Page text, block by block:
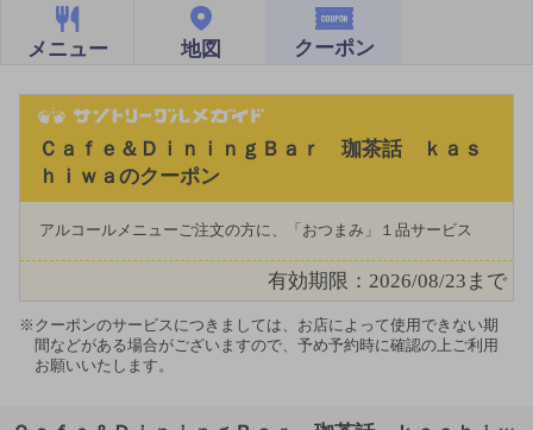
メニュー 地図 クーポン
Ｃａｆｅ＆ＤｉｎｉｎｇＢａｒ 珈茶話 ｋａｓ
ｈｉｗａのクーポン
アルコールメニューご注文の方に、「おつまみ」１品サービス
有効期限：2026/08/23まで
クーポンのサービスにつきましては、お店によって使用できない期
間などがある場合がございますので、予め予約時に確認の上ご利用
お願いいたします。